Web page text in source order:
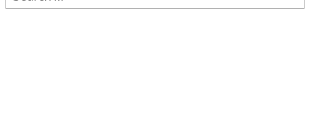
for: